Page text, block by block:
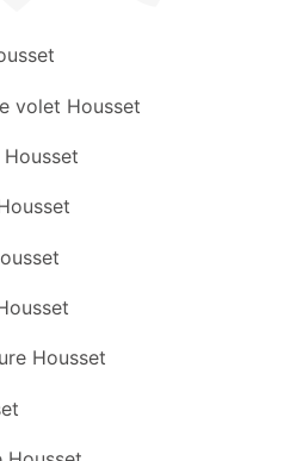
volet Housset
Housset